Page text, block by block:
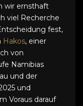
wir ernsthaft
viel Recherche
fest,
Hakos, einer
von
Namibias
und der
und
Voraus darauf